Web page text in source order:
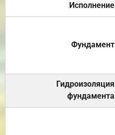
Исполнение
Фундамент
Гидроизоляция
фундамента